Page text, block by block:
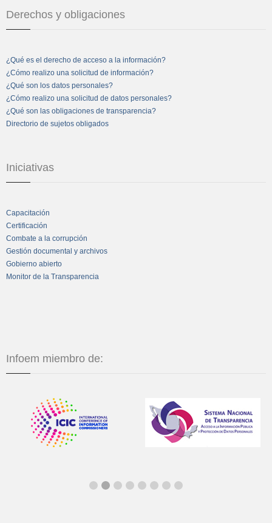
Derechos y obligaciones
¿Qué es el derecho de acceso a la información?
¿Cómo realizo una solicitud de información?
¿Qué son los datos personales?
¿Cómo realizo una solicitud de datos personales?
¿Qué son las obligaciones de transparencia?
Directorio de sujetos obligados
Iniciativas
Capacitación
Certificación
Combate a la corrupción
Gestión documental y archivos
Gobierno abierto
Monitor de la Transparencia
Infoem miembro de: